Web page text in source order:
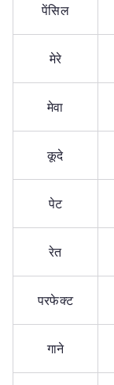
पेंसिल
मेरे
मेवा
कूदे
पेट
रेत
परफेक्ट
गाने